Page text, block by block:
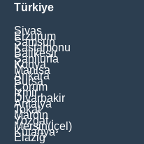
Türkiye
Sivas
Erzurum
Samsun
Kastamonu
Balikesir
Şanliurfa
Konya
Manisa
Ankara
Bursa
Çorum
İzmir
Diyarbakir
Antalya
Tokat
Mardin
Yozgat
Mersin(İçel)
Kütahya
Elaziğ